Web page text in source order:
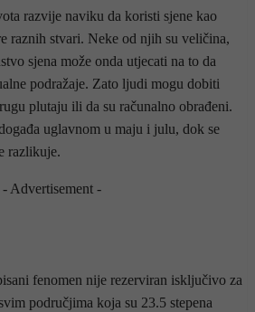
razvije naviku da koristi sjene kao
raznih stvari. Neke od njih su veličina,
sjena može onda utjecati na to da
podražaje. Zato ljudi mogu dobiti
plutaju ili da su računalno obrađeni.
uglavnom u maju i julu, dok se
razlikuje.
- Advertisement -
fenomen nije rezerviran isključivo za
područjima koja su 23.5 stepena